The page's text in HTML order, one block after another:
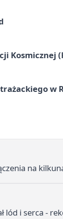
Kosmicznej
w
na
lód i serca -